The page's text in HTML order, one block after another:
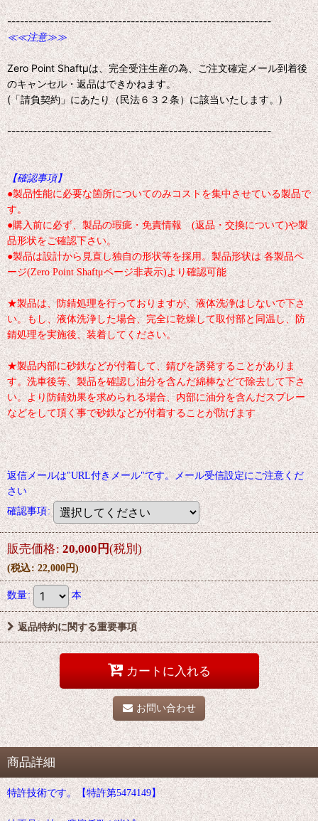
--------------------------------------------------------------
≪≪注意≫≫
Zero Point Shaftμは、完全受注生産の為、ご注文確定メール到着後
のキャンセル・返品はできかねます。
(「請負契約」にあたり（民法６３２条）に該当いたします。)
--------------------------------------------------------------
【確認事項】
●製品性能に必要な箇所についてのみコストを集中させている製品で
す。
●購入前に必ず、製品の瑕疵・免責情報 (返品・交換について)や製
品形状をご確認下さい。
●製品は設計から見直し独自の形状等を採用。製品形状は 各製品ペ
ージ(Zero Point Shaftμページ非表示)より確認可能
★製品は、防錆処理を行っておりますが、液体洗浄はしないで下さ
い。もし、液体洗浄した場合、完全に乾燥して取付部と同温し、防
錆処理を実施後、装着してください。
★製品内部に砂鉄などが付着して、錆びを誘発することがありま
す。洗車後等、製品を確認し油分を含んだ綿棒などで除去して下さ
い。より防錆効果を求められる場合、内部に油分を含んだスプレー
などをして頂く事で砂鉄などが付着することが防げます
返信メールは"URL付きメール"です。メール受信設定にご注意くだ
さい
確認事項:
販売価格: 20,000円(税別)
(税込: 22,000円)
数量: 本
返品特約に関する重要事項
カートに入れる
お問い合わせ
商品詳細
特許技術です。【特許第5474149】